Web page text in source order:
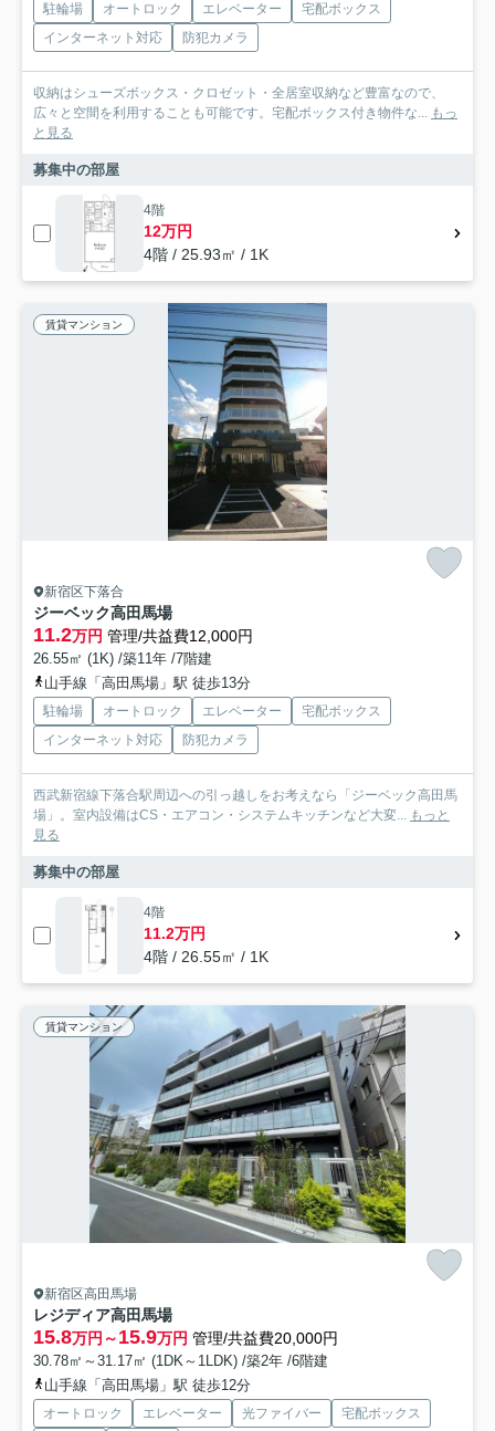
駐輪場 オートロック エレベーター
宅配ボックス
インターネット対応
防犯カメラ
収納はシューズボックス・クロゼット・全居室収納など豊富なので、
広々と空間を利用することも可能です。宅配ボックス付き物件な... もっ
と見る
募集中の部屋
4階
12万円
4階 / 25.93㎡ / 1K
賃貸マンション
新宿区下落合
ジーベック高田馬場
11.2万円 管理/共益費12,000円
26.55㎡ (1K) /築11年 /7階建
山手線「高田馬場」駅 徒歩13分
駐輪場 オートロック エレベーター
宅配ボックス
インターネット対応
防犯カメラ
西武新宿線下落合駅周辺への引っ越しをお考えなら「ジーベック高田馬
場」。室内設備はCS・エアコン・システムキッチンなど大変... もっと
見る
募集中の部屋
4階
11.2万円
4階 / 26.55㎡ / 1K
賃貸マンション
新宿区高田馬場
レジディア高田馬場
15.8万円～15.9万円 管理/共益費20,000円
30.78㎡～31.17㎡ (1DK～1LDK) /築2年 /6階建
山手線「高田馬場」駅 徒歩12分
オートロック エレベーター 光ファイバー 宅配ボックス